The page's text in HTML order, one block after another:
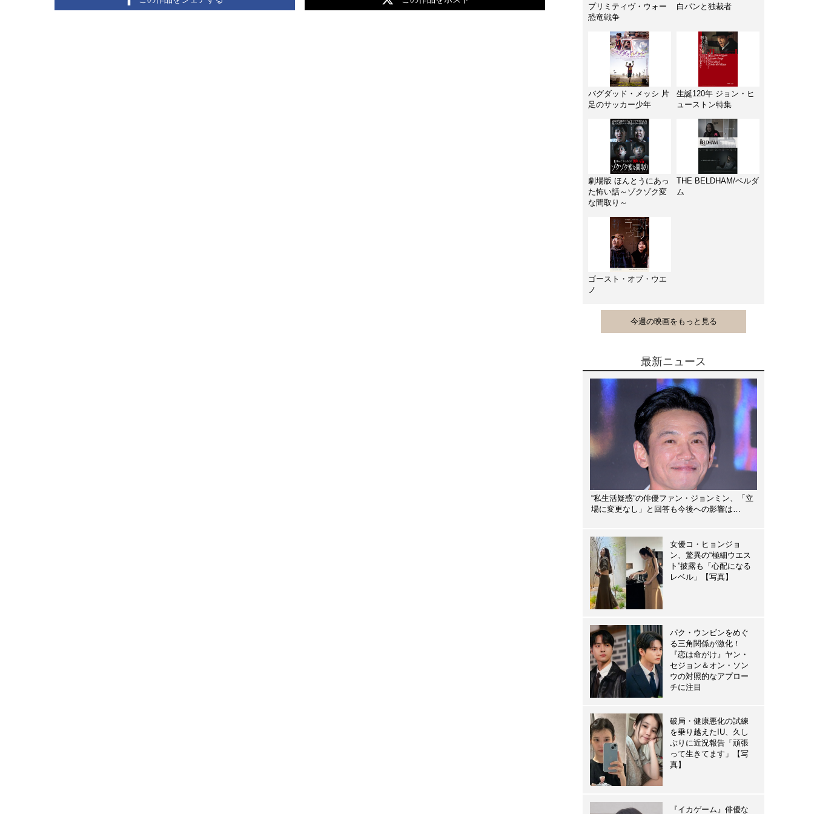
プリミティヴ・ウォー
恐竜戦争
白パンと独裁者
バグダッド・メッシ 片
足のサッカー少年
生誕120年 ジョン・ヒ
ューストン特集
劇場版 ほんとうにあっ
た怖い話～ゾクゾク変
な間取り～
THE BELDHAM/ベルダ
ム
ゴースト・オブ・ウエ
ノ
今週の映画をもっと見る
最新ニュース
“私生活疑惑”の俳優ファン・ジョンミン、「立
場に変更なし」と回答も今後への影響は…
女優コ・ヒョンジョ
ン、驚異の“極細ウエス
ト”披露も「心配になる
レベル」【写真】
パク・ウンビンをめぐ
る三角関係が激化！
『恋は命がけ』ヤン・
セジョン＆オン・ソン
ウの対照的なアプロー
チに注目
破局・健康悪化の試練
を乗り越えたIU、久し
ぶりに近況報告「頑張
って生きてます」【写
真】
『イカゲーム』俳優な